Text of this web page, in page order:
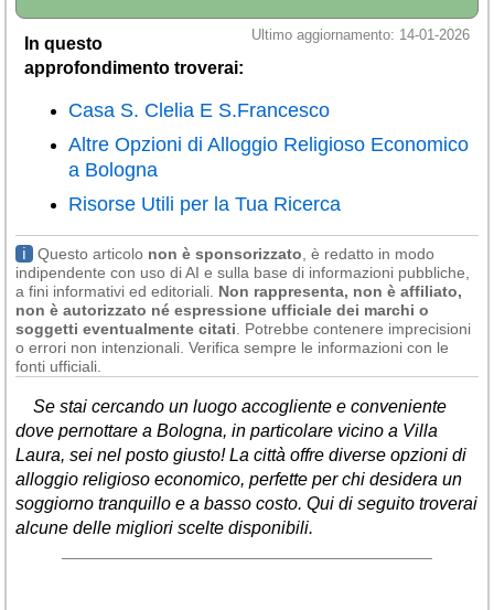
Ultimo aggiornamento: 14-01-2026
In questo
approfondimento troverai:
Casa S. Clelia E S.Francesco
Altre Opzioni di Alloggio Religioso Economico
a Bologna
Risorse Utili per la Tua Ricerca
ℹ Questo articolo non è sponsorizzato , è redatto in modo
indipendente con uso di AI e sulla base di informazioni pubbliche,
a fini informativi ed editoriali. Non rappresenta, non è affiliato,
non è autorizzato né espressione ufficiale dei marchi o
soggetti eventualmente citati . Potrebbe contenere imprecisioni
o errori non intenzionali. Verifica sempre le informazioni con le
fonti ufficiali.
Se stai cercando un luogo accogliente e conveniente
dove pernottare a Bologna, in particolare vicino a Villa
Laura, sei nel posto giusto! La città offre diverse opzioni di
alloggio religioso economico, perfette per chi desidera un
soggiorno tranquillo e a basso costo. Qui di seguito troverai
alcune delle migliori scelte disponibili.
Lazio
Liguria(190)
Molise(38)
Piemonte(117)
Puglia
Sardegna(455)
Sicilia(821)
Toscana(448)
Trentino - Alto Adige
(139)
Umbria(103)
Valle d'Aosta (28)
Veneto(179)